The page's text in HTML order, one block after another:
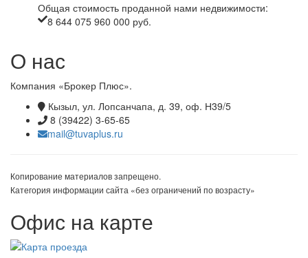
Общая стоимость проданной нами недвижимости:
8 644 075 960 000 руб.
О нас
Компания «Брокер Плюс».
Кызыл, ул. Лопсанчапа, д. 39, оф. Н39/5
8 (39422) 3-65-65
mail@tuvaplus.ru
Копирование материалов запрещено.
Категория информации сайта «без ограничений по возрасту»
Офис на карте